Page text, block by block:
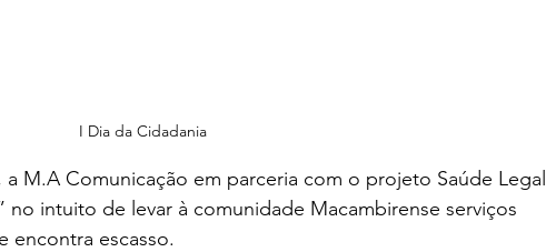
I Dia da Cidadania
M.A Comunicação em parceria com o projeto Saúde Legal
no intuito de levar à comunidade Macambirense serviços
encontra escasso.